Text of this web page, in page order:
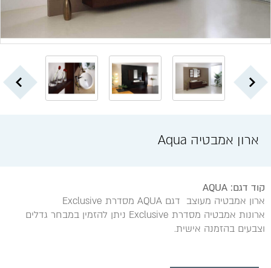
ארון אמבטיה Aqua
קוד דגם: AQUA
ארון אמבטיה מעוצב דגם AQUA מסדרת Exclusive
ארונות אמבטיה מסדרת Exclusive ניתן להזמין במבחר גדלים
וצבעים בהזמנה אישית.